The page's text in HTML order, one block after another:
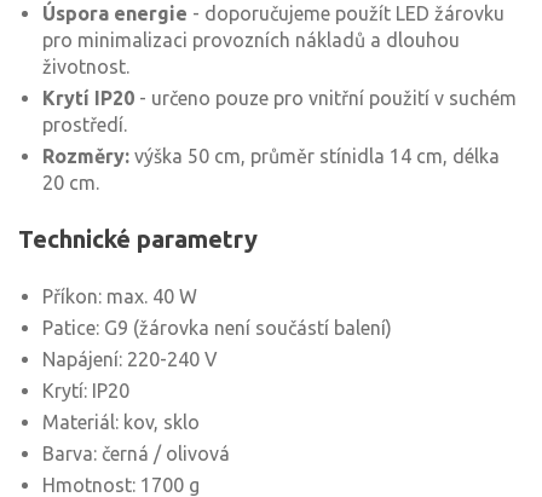
Úspora energie - doporučujeme použít LED žárovku
pro minimalizaci provozních nákladů a dlouhou
životnost.
Krytí IP20 - určeno pouze pro vnitřní použití v suchém
prostředí.
Rozměry: výška 50 cm, průměr stínidla 14 cm, délka
20 cm.
Technické parametry
Příkon: max. 40 W
Patice: G9 (žárovka není součástí balení)
Napájení: 220-240 V
Krytí: IP20
Materiál: kov, sklo
Barva: černá / olivová
Hmotnost: 1700 g